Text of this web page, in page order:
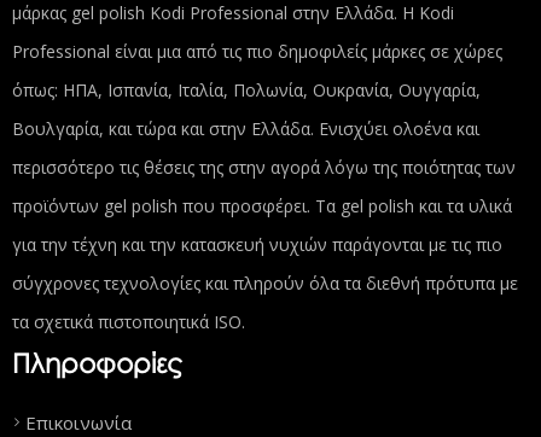
μάρκας gel polish Kodi Professional στην Ελλάδα. Η Kodi
Professional είναι μια από τις πιο δημοφιλείς μάρκες σε χώρες
όπως: ΗΠΑ, Ισπανία, Ιταλία, Πολωνία, Ουκρανία, Ουγγαρία,
Βουλγαρία, και τώρα και στην Ελλάδα. Ενισχύει ολοένα και
περισσότερο τις θέσεις της στην αγορά λόγω της ποιότητας των
προϊόντων gel polish που προσφέρει. Τα gel polish και τα υλικά
για την τέχνη και την κατασκευή νυχιών παράγονται με τις πιο
σύγχρονες τεχνολογίες και πληρούν όλα τα διεθνή πρότυπα με
τα σχετικά πιστοποιητικά ISO.
Πληροφορίες
Επικοινωνία